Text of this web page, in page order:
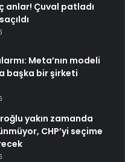
anlar! Çuval patladı
Meta’nın modeli
başka bir şirketi
yakın zamanda
CHP’yi seçime